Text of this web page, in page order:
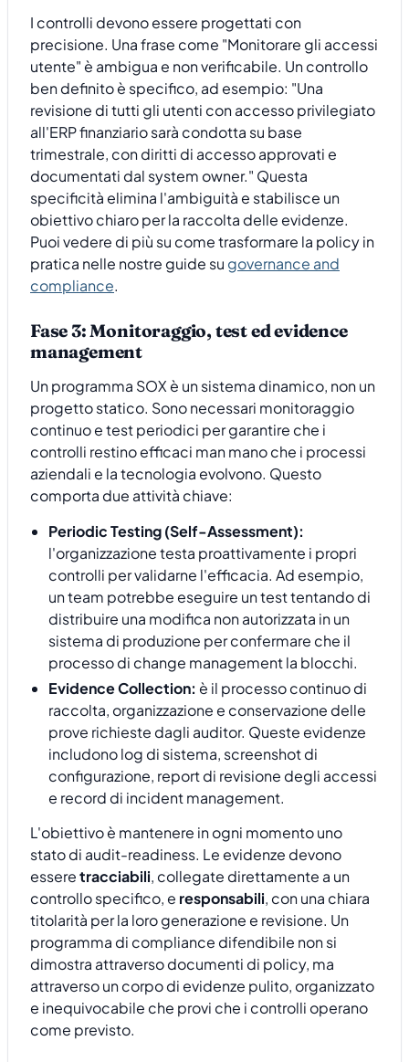
I controlli devono essere progettati con
precisione. Una frase come "Monitorare gli accessi
utente" è ambigua e non verificabile. Un controllo
ben definito è specifico, ad esempio: "Una
revisione di tutti gli utenti con accesso privilegiato
all'ERP finanziario sarà condotta su base
trimestrale, con diritti di accesso approvati e
documentati dal system owner." Questa
specificità elimina l'ambiguità e stabilisce un
obiettivo chiaro per la raccolta delle evidenze.
Puoi vedere di più su come trasformare la policy in
pratica nelle nostre guide su governance and
compliance.
Fase 3: Monitoraggio, test ed evidence
management
Un programma SOX è un sistema dinamico, non un
progetto statico. Sono necessari monitoraggio
continuo e test periodici per garantire che i
controlli restino efficaci man mano che i processi
aziendali e la tecnologia evolvono. Questo
comporta due attività chiave:
Periodic Testing (Self-Assessment):
l'organizzazione testa proattivamente i propri
controlli per validarne l'efficacia. Ad esempio,
un team potrebbe eseguire un test tentando di
distribuire una modifica non autorizzata in un
sistema di produzione per confermare che il
processo di change management la blocchi.
Evidence Collection: è il processo continuo di
raccolta, organizzazione e conservazione delle
prove richieste dagli auditor. Queste evidenze
includono log di sistema, screenshot di
configurazione, report di revisione degli accessi
e record di incident management.
L'obiettivo è mantenere in ogni momento uno
stato di audit-readiness. Le evidenze devono
esseretracciabili, collegate direttamente a un
controllo specifico, e responsabili, con una chiara
titolarità per la loro generazione e revisione. Un
programma di compliance difendibile non si
dimostra attraverso documenti di policy, ma
attraverso un corpo di evidenze pulito, organizzato
e inequivocabile che provi che i controlli operano
come previsto.